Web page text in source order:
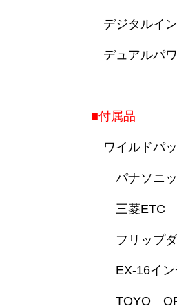
デジタルイ
デュアルパ
■付属品
ワイルドパ
パナソニ
三菱ETC
フリップダ
EX-16イン
TOYO